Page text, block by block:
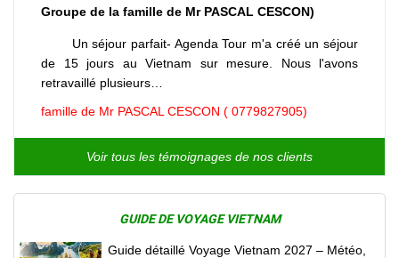
Groupe de la famille de Mr PASCAL CESCON)
Un séjour parfait- Agenda Tour m'a créé un séjour
de 15 jours au Vietnam sur mesure. Nous l'avons
retravaillé plusieurs…
famille de Mr PASCAL CESCON ( 0779827905)
Voir tous les témoignages de nos clients
GUIDE DE VOYAGE VIETNAM
Guide détaillé Voyage Vietnam 2027 – Météo,